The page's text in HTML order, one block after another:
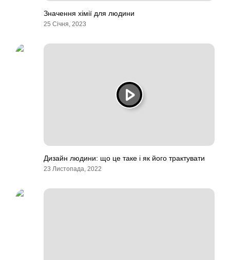
Значення хімії для людини
25 Січня, 2023
Дизайн людини: що це таке і як його трактувати
23 Листопада, 2022